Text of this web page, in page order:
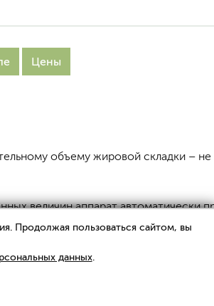
Цены
объему жировой складки –
величин аппарат автоматически
Продолжая пользоваться сайтом, вы
данных.